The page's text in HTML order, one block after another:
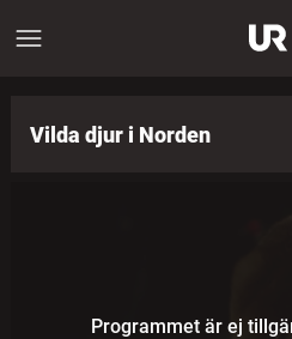
Vilda djur i Norden
Programmet är ej